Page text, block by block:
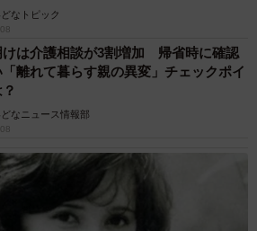
どなトピック
けは介護相談が3割増加 帰省時に確認
「離れて暮らす親の異変」チェックポイ
どなニュース情報部